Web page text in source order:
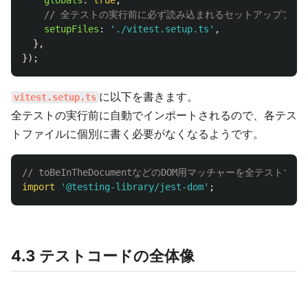
// 全テストの実行前に必ず読み込まれるセットアップファ
setupFiles : ' ./vitest.setup.ts ' ,
},
});
vitest.setup.ts に以下を書きます。
全テストの実行前に自動でインポートされるので、各テス
トファイルに個別に書く必要がなくなるようです。
// toBeInTheDocumentなどのDOM用マッチャーを全テストで使
import
'@testing-library/jest-dom' ;
4.3 テストコードの全体像